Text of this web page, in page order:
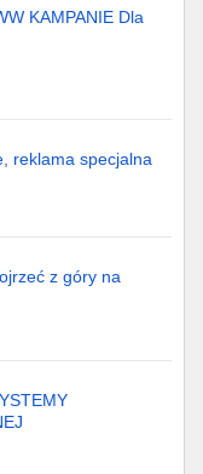
KAMPANIE Dla
reklama specjalna
z góry na